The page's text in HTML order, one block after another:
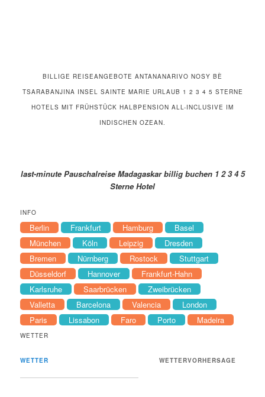
BILLIGE REISEANGEBOTE ANTANANARIVO NOSY BÈ
TSARABANJINA INSEL SAINTE MARIE URLAUB 1 2 3 4 5 STERNE
HOTELS MIT FRÜHSTÜCK HALBPENSION ALL-INCLUSIVE IM
INDISCHEN OZEAN.
last-minute Pauschalreise Madagaskar billig buchen 1 2 3 4 5
Sterne Hotel
INFO
Berlin Frankfurt Hamburg
Basel
München
Köln Leipzig
Dresden
Bremen
Nürnberg Rostock
Stuttgart
Düsseldorf
Hannover
Frankfurt-Hahn
Karlsruhe
Saarbrücken
Zweibrücken
Valletta
Barcelona Valencia
London
Paris
Lissabon Faro Porto Madeira
WETTER
WETTER WETTERVORHERSAGE